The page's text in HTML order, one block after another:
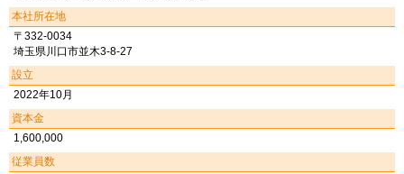
本社所在地
〒332-0034
埼玉県川口市並木3-8-27
設立
2022年10月
資本金
1,600,000
従業員数